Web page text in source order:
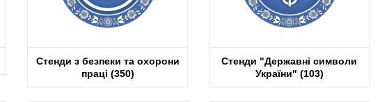
Стенди з безпеки та охорони
праці (350)
Стенди "Державні символи
України" (103)